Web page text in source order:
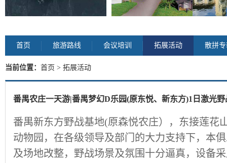
首页 旅游路线 会议培训 拓展活动 散拼
当前位置： 首页 > 拓展活动
番禺农庄一天游|番禺梦幻D乐园(原东悦、新东方)1日激光野
番禺新东方野战基地(原森悦农庄），东接莲花
动物园，在各级领导及部门的大力支持下，本
及场地改整，野战场景及氛围十分逼真，设备